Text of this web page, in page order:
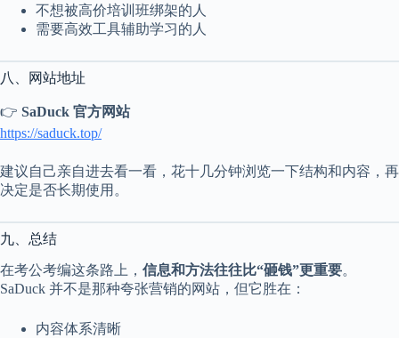
不想被高价培训班绑架的人
需要高效工具辅助学习的人
八、网站地址
👉 SaDuck 官方网站
https://saduck.top/
建议自己亲自进去看一看，花十几分钟浏览一下结构和内容，再
决定是否长期使用。
九、总结
在考公考编这条路上， 信息和方法往往比“砸钱”更重要。
SaDuck 并不是那种夸张营销的网站，但它胜在：
内容体系清晰